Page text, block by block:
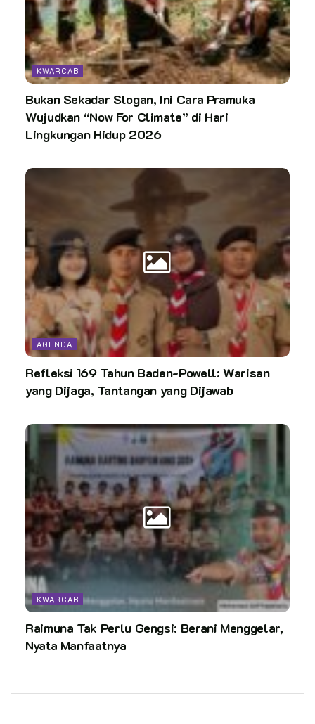
KWARCAB
Bukan Sekadar Slogan, Ini Cara Pramuka
Wujudkan “Now For Climate” di Hari
Lingkungan Hidup 2026
AGENDA
Refleksi 169 Tahun Baden-Powell: Warisan
yang Dijaga, Tantangan yang Dijawab
KWARCAB
Raimuna Tak Perlu Gengsi: Berani Menggelar,
Nyata Manfaatnya